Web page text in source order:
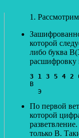
1.
которой
либо буква
расшифровку
3 1 3 5 4 2
В
По первой
которой
только В.